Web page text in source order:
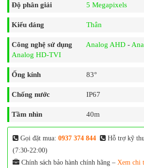
Độ phân giải 5 Megapixels
Kiểu dáng Thân
Công nghệ sử dụng Analog AHD -
Analog HD-TVI
Ống kính 83°
Chống nước IP67
Tầm nhìn 40m
Gọi đặt mua: 0937 374 844 Hỗ trợ kỹ
(7:30-22:00)
Chính sách bảo hành chính hãng – Xem chi